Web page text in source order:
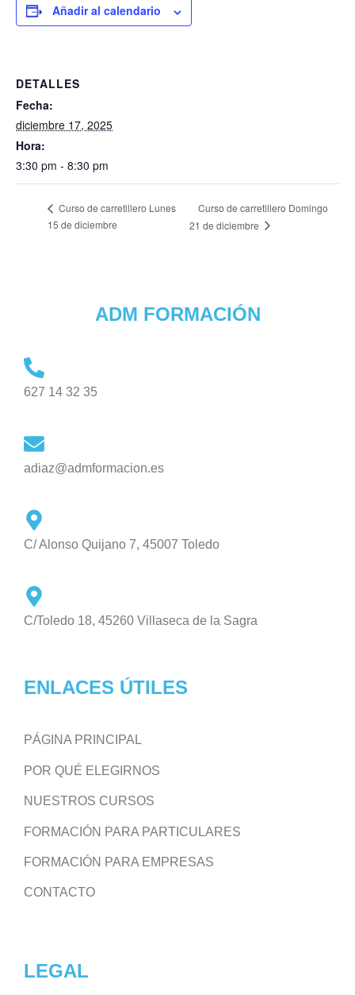
Añadir al calendario
DETALLES
Fecha:
diciembre 17, 2025
Hora:
3:30 pm - 8:30 pm
Curso de carretillero Lunes
15 de diciembre
Curso de carretillero Domingo
21 de diciembre
ADM FORMACIÓN
627 14 32 35
adiaz@admformacion.es
C/ Alonso Quijano 7, 45007 Toledo
C/Toledo 18, 45260 Villaseca de la Sagra
ENLACES ÚTILES
PÁGINA PRINCIPAL
POR QUÉ ELEGIRNOS
NUESTROS CURSOS
FORMACIÓN PARA PARTICULARES
FORMACIÓN PARA EMPRESAS
CONTACTO
LEGAL